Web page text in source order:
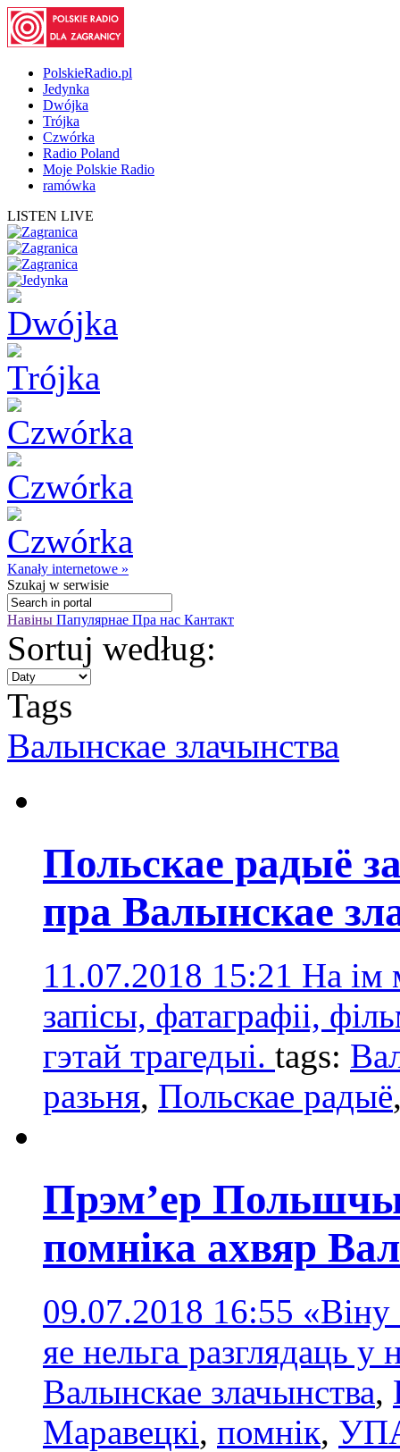
PolskieRadio.pl
Jedynka
Dwójka
Trójka
Czwórka
Radio Poland
Moje Polskie Radio
ramówka
LISTEN LIVE
Kanały internetowe »
Szukaj w serwisie
Навіны Папулярнае Пра нас Кантакт
Sortuj według:
Tags
Валынскае злачынства
Польскае радыё
пра Валынскае
11.07.2018 15:21 На ім
запісы, фатаграфіі,
гэтай трагедыі. tags:
разьня, Польскае радыё
Прэм’ер Польшчы
помніка ахвяр
09.07.2018 16:55 «Віну
яе нельга разглядаць
Валынскае злачынства,
Маравецкі, помнік,